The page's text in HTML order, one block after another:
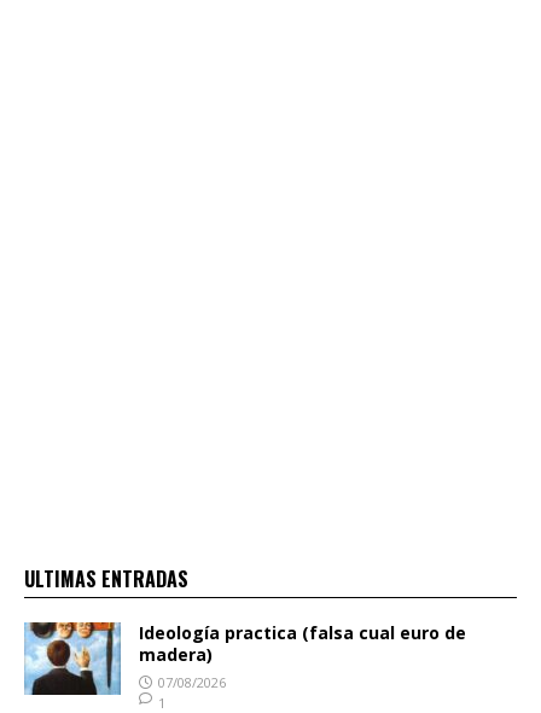
ULTIMAS ENTRADAS
Ideología practica (falsa cual euro de
madera)
07/08/2026
1